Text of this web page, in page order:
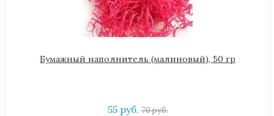
Бумажный наполнитель (малиновый), 50 гр
55 руб.70 руб.